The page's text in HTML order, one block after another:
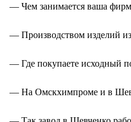
— Чем занимается ваша
— Производством изделий
— Где покупаете исходный
— На Омскхимпроме и в